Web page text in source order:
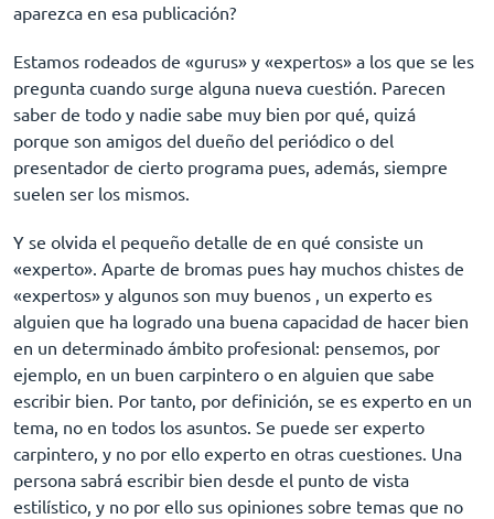
aparezca en esa publicación?
Estamos rodeados de «gurus» y «expertos» a los que se les
pregunta cuando surge alguna nueva cuestión. Parecen
saber de todo y nadie sabe muy bien por qué, quizá
porque son amigos del dueño del periódico o del
presentador de cierto programa pues, además, siempre
suelen ser los mismos.
Y se olvida el pequeño detalle de en qué consiste un
«experto». Aparte de bromas pues hay muchos chistes de
«expertos» y algunos son muy buenos , un experto es
alguien que ha logrado una buena capacidad de hacer bien
en un determinado ámbito profesional: pensemos, por
ejemplo, en un buen carpintero o en alguien que sabe
escribir bien. Por tanto, por definición, se es experto en un
tema, no en todos los asuntos. Se puede ser experto
carpintero, y no por ello experto en otras cuestiones. Una
persona sabrá escribir bien desde el punto de vista
estilístico, y no por ello sus opiniones sobre temas que no